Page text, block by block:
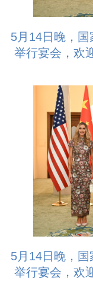
5月14日晚，
举行宴会，欢
5月14日晚，
举行宴会，欢